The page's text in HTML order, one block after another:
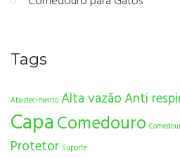
Tags
Abastecimento Alta vazãoAnti
CapaComedouro
Protetor Suporte